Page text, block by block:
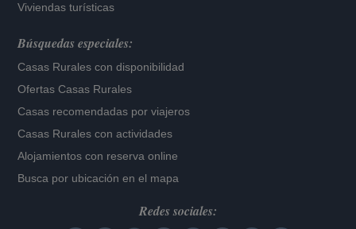
Viviendas turísticas
Búsquedas especiales:
Casas Rurales con disponibilidad
Ofertas Casas Rurales
Casas recomendadas por viajeros
Casas Rurales con actividades
Alojamientos con reserva online
Busca por ubicación en el mapa
Redes sociales: